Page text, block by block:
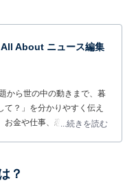
All About ニュース編集
から世の中の動きまで、暮
て？」を分かりやすく伝え
お金や仕事、恋愛、ITに関
...続きを読む
？